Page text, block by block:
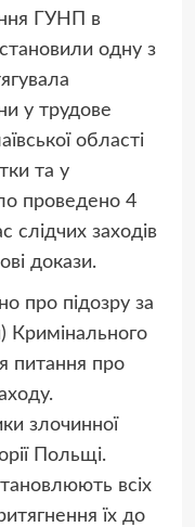
ГУНП в
одну з
у трудове
області
та у
проведено 4
слідчих заходів
докази.
про підозру за
Кримінального
питання про
злочинної
Польщі.
всіх
їх до